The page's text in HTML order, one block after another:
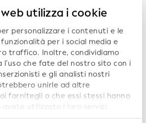
utilizza i cookie
personalizzare i contenuti e le
per i social media e
traffico. Inoltre, condividiamo
l’uso che fate del nostro sito con i
e gli analisti nostri
unirle ad altre
fornitegli o che essi stessi hanno
utilizzato i loro servizi.
il nostro sito web,
per la stabilità finanziaria
Financial Stability Board Report
Identifier for Financial Markets
per la stabilità finanziaria –
persona giuridica globale per i
(2012)